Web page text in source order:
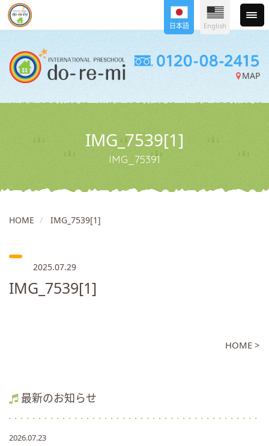
MAP
日本語 English
IMG_7539[1]
IMG_75391
HOME IMG_7539[1]
2025.07.29
IMG_7539[1]
HOME >
最新のお知らせ
2026.07.23